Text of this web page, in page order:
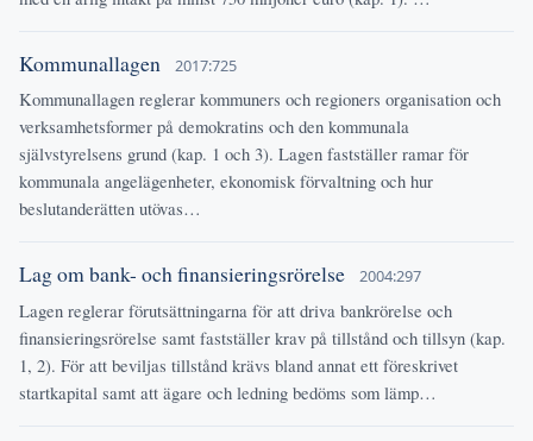
Kommunallagen 2017:725
Kommunallagen reglerar kommuners och regioners organisation och
verksamhetsformer på demokratins och den kommunala
självstyrelsens grund (kap. 1 och 3). Lagen fastställer ramar för
kommunala angelägenheter, ekonomisk förvaltning och hur
beslutanderätten utövas…
Lag om bank- och finansieringsrörelse 2004:297
Lagen reglerar förutsättningarna för att driva bankrörelse och
finansieringsrörelse samt fastställer krav på tillstånd och tillsyn (kap.
1, 2). För att beviljas tillstånd krävs bland annat ett föreskrivet
startkapital samt att ägare och ledning bedöms som lämp…